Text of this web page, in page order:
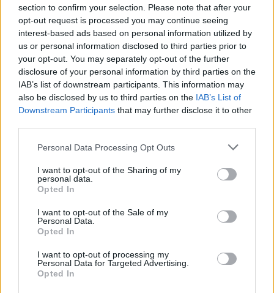
section to confirm your selection. Please note that after your
opt-out request is processed you may continue seeing
interest-based ads based on personal information utilized by
us or personal information disclosed to third parties prior to
your opt-out. You may separately opt-out of the further
disclosure of your personal information by third parties on the
IAB’s list of downstream participants. This information may
also be disclosed by us to third parties on the IAB’s List of
Downstream Participants that may further disclose it to other
Please note that this website/app uses one or more Google
not limited to your visit or usage behaviour. You may click to
grant or deny consent to Google and its third-party tags to
use your data for below specified purposes in below Google
consent section.
Personal Data Processing Opt Outs
I want to opt-out of the Sharing of my
personal data.
Opted In
I want to opt-out of the Sale of my
Personal Data.
Opted In
I want to opt-out of processing my
Personal Data for Targeted Advertising.
Opted In
A forró, napos időjárás kedvez a talajközeli ózon kialakulásának,
amely irritálhatja a légutakat, ronthatja a tüdő működését és
különösen veszélyes lehet a krónikus betegek számára.
Szólj hozzá!